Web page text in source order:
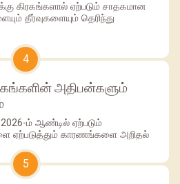
கிரகங்களால் ஏற்படும் சாதகமான
தீர்வுகளையும் தெரிந்து
4
அதிபன்களும்
ம் ஆண்டில் ஏற்படும்
ஏற்படுத்தும் காரணங்களை அறிதல்
5